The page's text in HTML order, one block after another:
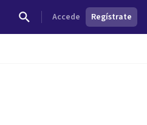
Accede Regístrate